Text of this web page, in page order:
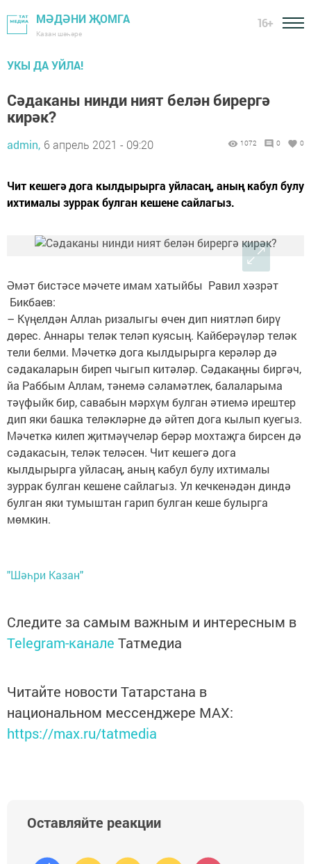
МӘДӘНИ ҖОМГА
Казан шәһәре
16+
УКЫ ДА УЙЛА!
Сәдаканы нинди ният белән бирергә
кирәк?
admin, 6 апрель 2021 - 09:20 1072 0 0
Чит кешегә дога кылдырырга уйласаң, аның кабул булу
ихтималы зуррак булган кешене сайлагыз.
Әмәт бистәсе мәчете имам хатыйбы Равил хәзрәт
Бикбаев:
– Күңелдән Аллаһ ризалыгы өчен дип ниятләп бирү
дөрес. Аннары теләк теләп куясың. Кайберәүләр теләк
тели белми. Мәчеткә дога кылдырырга керәләр дә
сәдакаларын биреп чыгып китәләр. Сәдакаңны биргәч,
йа Раббым Аллам, тәнемә сәламәтлек, балаларыма
тәүфыйк бир, савабын мәрхүм булган әтиемә ирештер
дип яки башка теләкләрне дә әйтеп дога кылып куегыз.
Мәчеткә килеп җитмәүчеләр берәр мохтаҗга бирсен дә
сәдакасын, теләк теләсен. Чит кешегә дога
кылдырырга уйласаң, аның кабул булу ихтималы
зуррак булган кешене сайлагыз. Ул кечкенәдән диндә
булган яки тумыштан гарип булган кеше булырга
мөмкин.
"Шәһри Казан"
Следите за самым важным и интересным в
Telegram-канале Татмедиа
Читайте новости Татарстана в
национальном мессенджере MАХ:
https://max.ru/tatmedia
Оставляйте реакции